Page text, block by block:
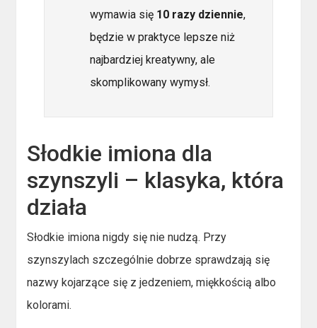
wymawia się 10 razy dziennie,
będzie w praktyce lepsze niż
najbardziej kreatywny, ale
skomplikowany wymysł.
Słodkie imiona dla
szynszyli – klasyka, która
działa
Słodkie imiona nigdy się nie nudzą. Przy
szynszylach szczególnie dobrze sprawdzają się
nazwy kojarzące się z jedzeniem, miękkością albo
kolorami.